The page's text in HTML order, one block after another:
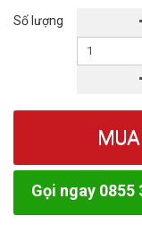
Số lượng
Gọi ngay 0855